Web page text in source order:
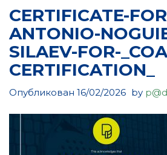
CERTIFICATE-
ANTONIO-
SILAEV-FOR-
CERTIFICATION_
Опубликован 16/02/2026 by